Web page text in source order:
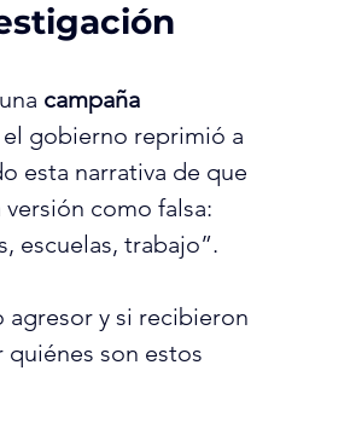
campaña
gobierno reprimió a
esta narrativa de que
como falsa:
escuelas, trabajo”.
y si recibieron
son estos